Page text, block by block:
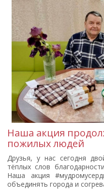
Наша акция
пожилых людей
Друзья, у нас сегодня
тёплых слов
Наша акция
объединять города и